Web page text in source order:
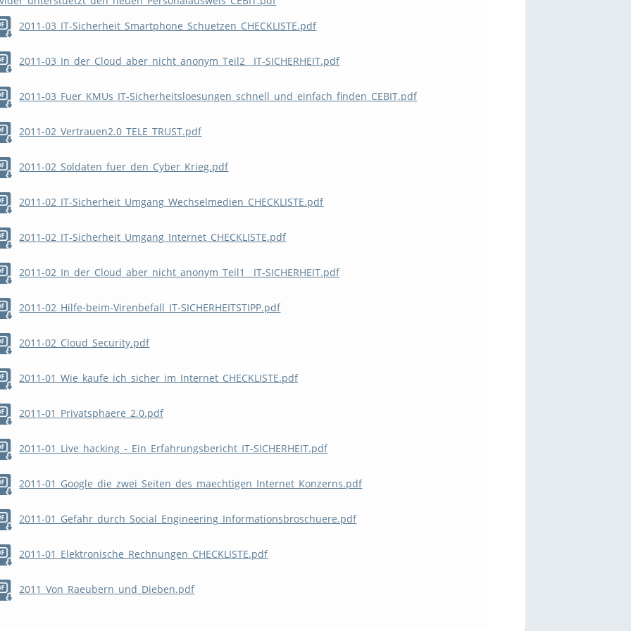
2011-03_IT-Sicherheit_Smartphone_Schuetzen_CHECKLISTE.pdf
2011-03_In_der_Cloud_aber_nicht_anonym_Teil2__IT-SICHERHEIT.pdf
2011-03_Fuer_KMUs_IT-Sicherheitsloesungen_schnell_und_einfach_finden_CEBIT.pdf
2011-02_Vertrauen2.0_TELE_TRUST.pdf
2011-02_Soldaten_fuer_den_Cyber_Krieg.pdf
2011-02_IT-Sicherheit_Umgang_Wechselmedien_CHECKLISTE.pdf
2011-02_IT-Sicherheit_Umgang_Internet_CHECKLISTE.pdf
2011-02_In_der_Cloud_aber_nicht_anonym_Teil1__IT-SICHERHEIT.pdf
2011-02_Hilfe-beim-Virenbefall_IT-SICHERHEITSTIPP.pdf
2011-02_Cloud_Security.pdf
2011-01_Wie_kaufe_ich_sicher_im_Internet_CHECKLISTE.pdf
2011-01_Privatsphaere_2.0.pdf
2011-01_Live_hacking_-_Ein_Erfahrungsbericht_IT-SICHERHEIT.pdf
2011-01_Google_die_zwei_Seiten_des_maechtigen_Internet_Konzerns.pdf
2011-01_Gefahr_durch_Social_Engineering_Informationsbroschuere.pdf
2011-01_Elektronische_Rechnungen_CHECKLISTE.pdf
2011_Von_Raeubern_und_Dieben.pdf